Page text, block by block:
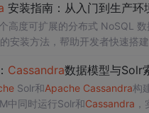
安装指南：从入门到生产环
高度可扩展的分布式 NoSQL
安装方法，帮助开发者快速搭建
Cassandra数据模型与Solr
Solr和Apache Cassandra构
中同时运行Solr和Cassandra ，